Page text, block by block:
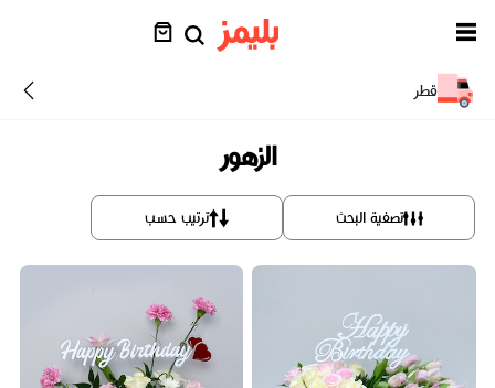
قطر
الزهور
تصفية البحث ترتيب حسب